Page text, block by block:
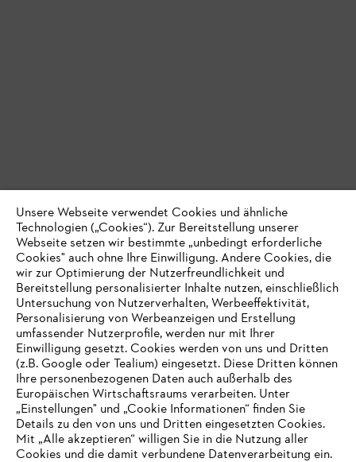
Unsere Webseite verwendet Cookies und ähnliche
Technologien („Cookies“). Zur Bereitstellung unserer
Webseite setzen wir bestimmte „unbedingt erforderliche
Cookies" auch ohne Ihre Einwilligung. Andere Cookies, die
wir zur Optimierung der Nutzerfreundlichkeit und
Bereitstellung personalisierter Inhalte nutzen, einschließlich
Untersuchung von Nutzerverhalten, Werbeeffektivität,
Personalisierung von Werbeanzeigen und Erstellung
umfassender Nutzerprofile, werden nur mit Ihrer
Einwilligung gesetzt. Cookies werden von uns und Dritten
(z.B. Google oder Tealium) eingesetzt. Diese Dritten können
Ihre personenbezogenen Daten auch außerhalb des
Europäischen Wirtschaftsraums verarbeiten. Unter
„Einstellungen" und „Cookie Informationen“ finden Sie
Details zu den von uns und Dritten eingesetzten Cookies.
Mit „Alle akzeptieren“ willigen Sie in die Nutzung aller
Cookies und die damit verbundene Datenverarbeitung ein.